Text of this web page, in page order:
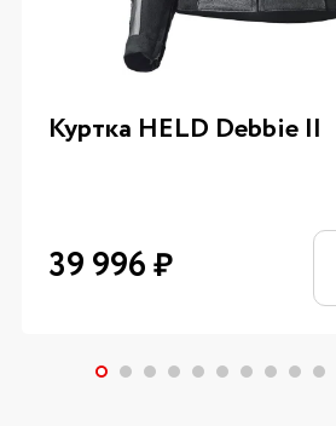
Куртка HELD Debbie II
39 996₽